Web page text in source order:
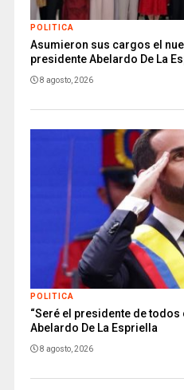
POLITICA
Asumieron sus cargos el
presidente Abelardo De La
8 agosto, 2026
POLITICA
“Seré el presidente de
Abelardo De La Espriella
8 agosto, 2026